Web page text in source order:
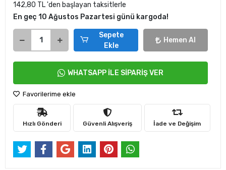
142,80 TL 'den başlayan taksitlerle
En geç 10 Ağustos Pazartesi günü kargoda!
Sepete
Ekle
Hemen Al
WHATSAPP İLE SİPARİŞ VER
Favorilerime ekle
Hızlı Gönderi Güvenli Alışveriş İade ve Değişim